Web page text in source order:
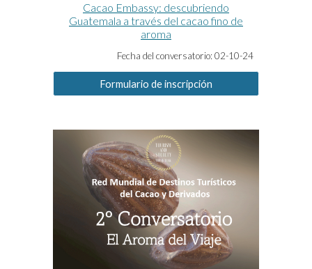
Cacao Embassy: descubriendo
Guatemala a través del cacao fino de
aroma
Fecha del conversatorio:02-10-24
Formulario de inscripción